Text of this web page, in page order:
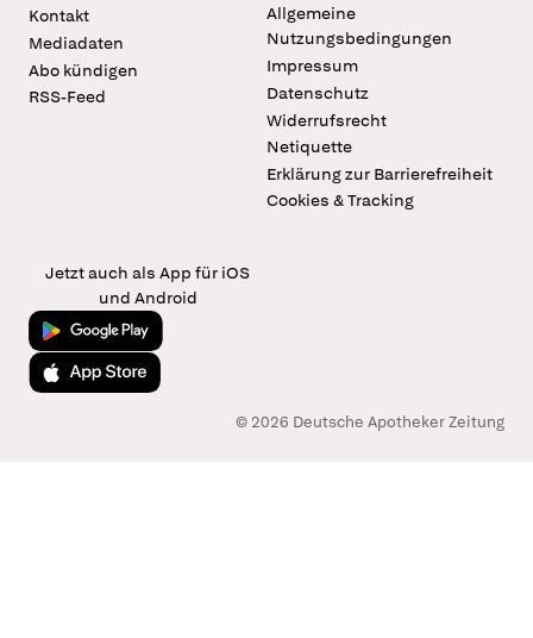
Kontakt
Mediadaten
Abo kündigen
RSS-Feed
Allgemeine
Nutzungsbedingungen
Impressum
Datenschutz
Widerrufsrecht
Netiquette
Erklärung zur Barrierefreiheit
Cookies & Tracking
Jetzt auch als App für iOS
und Android
Jetzt bei Google Play
Laden im App Store
© 2026 Deutsche Apotheker Zeitung